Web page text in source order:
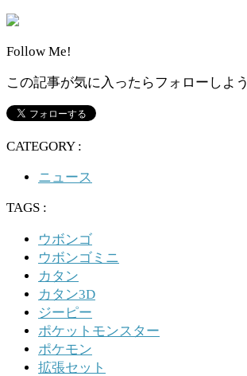
Follow Me!
この記事が気に入ったらフォローしよう
CATEGORY :
ニュース
TAGS :
ウボンゴ
ウボンゴミニ
カタン
カタン3D
ジーピー
ポケットモンスター
ポケモン
拡張セット